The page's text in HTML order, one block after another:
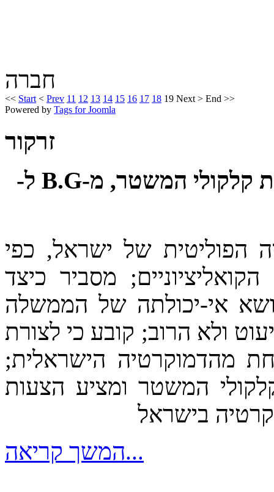
חברה
<< Start < Prev 11 12 13 14 15 16 17 18 19 Next > End >>
Powered by Tags for Joomla
זרקור
באין ממשלה: איך לתקן את קלקולי המשטר, מ-B.G ל-
הפוליטית של ישראל, כפי
מסביר כיצד
אי-יכולתה של הממשלה
ולא הרוב; קובע כי לצורת
מהדמוקרטיה הישראלית;
המשטר ומציע הצעות
בישראל
המשך קריאה...